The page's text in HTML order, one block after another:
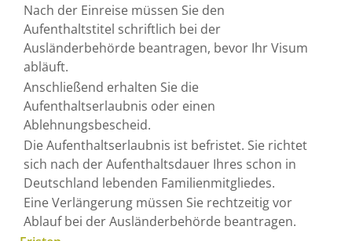
Nach der Einreise müssen Sie den
Aufenthaltstitel schriftlich bei der
Ausländerbehörde beantragen, bevor Ihr Visum
abläuft.
Anschließend erhalten Sie die
Aufenthaltserlaubnis oder einen
Ablehnungsbescheid.
Die Aufenthaltserlaubnis ist befristet. Sie richtet
sich nach der Aufenthaltsdauer Ihres schon in
Deutschland lebenden Familienmitgliedes.
EineVerlängerung müssen Sie rechtzeitig vor
Ablauf bei der Ausländerbehörde beantragen.